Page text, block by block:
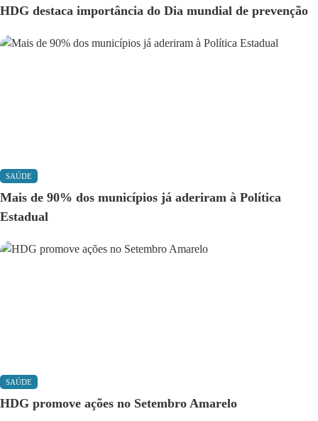
HDG destaca importância do Dia mundial de prevenção
SAÚDE
Mais de 90% dos municípios já aderiram à Política
Estadual
SAÚDE
HDG promove ações no Setembro Amarelo